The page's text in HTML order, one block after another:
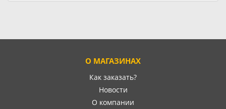
О МАГАЗИНАХ
Как заказать?
Новости
О компании